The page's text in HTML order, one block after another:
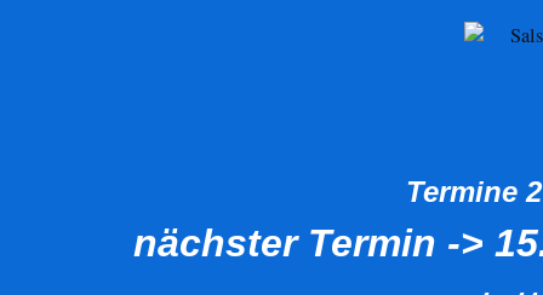
Termine
nächster Termin ->